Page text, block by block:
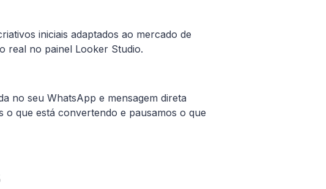
iniciais adaptados ao mercado de
real no painel Looker Studio.
no seu WhatsApp e mensagem direta
o que está convertendo e pausamos o que